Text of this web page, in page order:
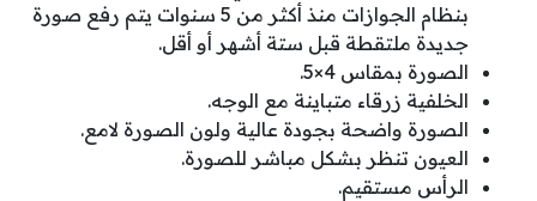
بنظام الجوازات منذ أكثر من 5 سنوات يتم رفع صورة
جديدة ملتقطة قبل ستة أشهر أو أقل.
الصورة بمقاس 4×5.
الخلفية زرقاء متباينة مع الوجه.
الصورة واضحة بجودة عالية ولون الصورة لامع.
العيون تنظر بشكل مباشر للصورة.
الرأس مستقيم.